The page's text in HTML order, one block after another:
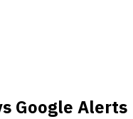
Google Alerts